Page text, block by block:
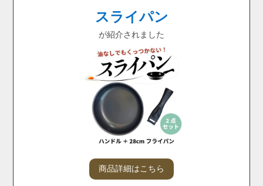
スライパン
が紹介されました
商品詳細はこちら